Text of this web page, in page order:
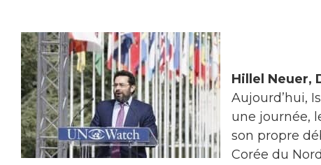
Hillel Neuer,
Aujourd’hui,
une journée,
son propre
Corée du